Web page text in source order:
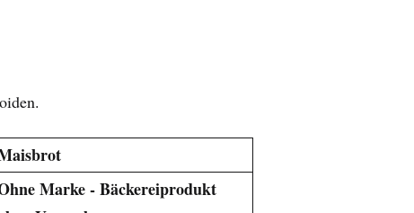
Marke - Bäckereiprodukt